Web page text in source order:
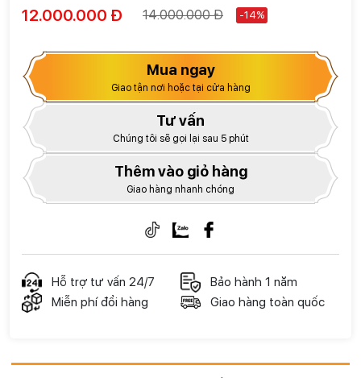
12.000.000 Đ 14.000.000 Đ -14%
Mua ngay
Giao tận nơi hoặc tại cửa hàng
Tư vấn
Chúng tôi sẽ gọi lại sau 5 phút
Thêm vào giỏ hàng
Giao hàng nhanh chóng
Hỗ trợ tư vấn 24/7
Bảo hành 1 năm
Miễn phí đổi hàng
Giao hàng toàn quốc